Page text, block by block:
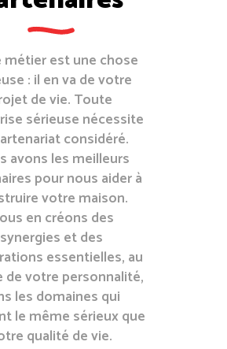
est une chose
: il en va de votre
de vie. Toute
sérieuse nécessite
considéré.
avons les meilleurs
pour nous aider à
votre maison.
en créons des
synergies et des
essentielles, au
de votre personnalité,
les domaines qui
le même sérieux que
qualité de vie.